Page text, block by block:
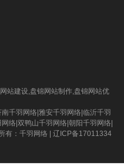
站建设,盘锦网站制作,盘锦网站优
南千羽网络 雅安千羽网络 临沂千羽
络 双鸭山千羽网络 朝阳千羽网络
有： 千羽网络
辽ICP备17011334